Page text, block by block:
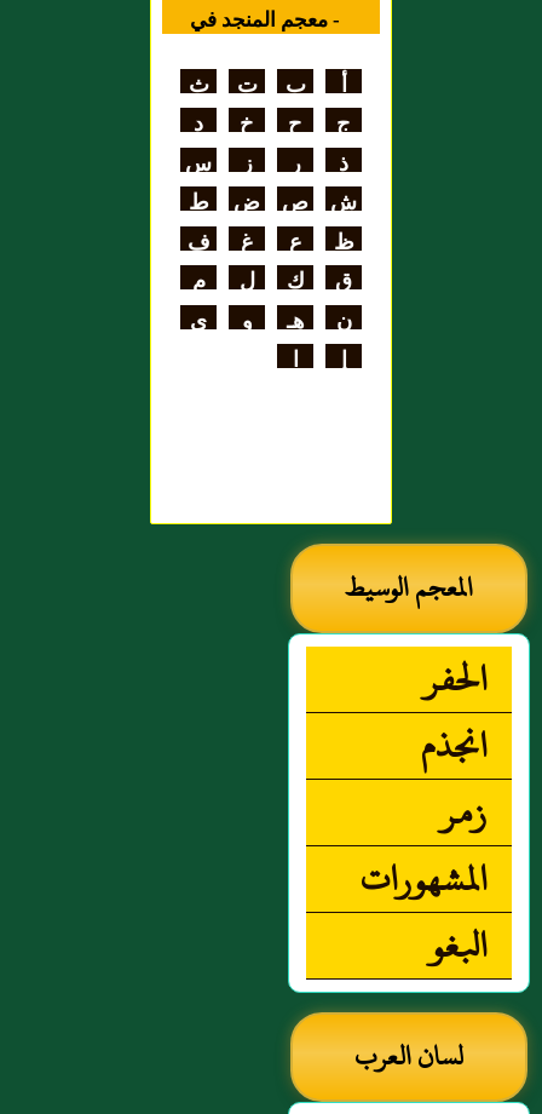
- معجم المنجد في
علي بن الحسن
الهنائي الأزدي
أ ب ت
ث
ج
ح خ
د
ذ
ر ز
س
ش ص ض
ط
ظ
ع غ
ف
ق
ك ل
م
ن
هـ و
ي
إ
ا
المعجم الوسيط
الحفر
انجذم
زمر
المشهورات
البغو
لسان العرب